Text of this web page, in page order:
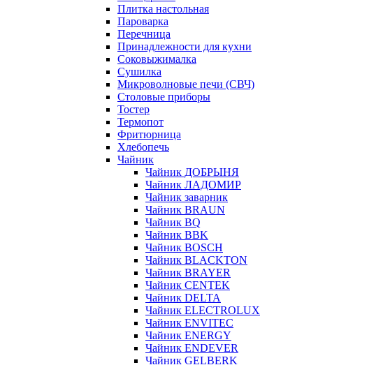
Плитка настольная
Пароварка
Перечница
Принадлежности для кухни
Соковыжималка
Сушилка
Микроволновые печи (СВЧ)
Столовые приборы
Тостер
Термопот
Фритюрница
Хлебопечь
Чайник
Чайник ДОБРЫНЯ
Чайник ЛАДОМИР
Чайник заварник
Чайник BRAUN
Чайник BQ
Чайник BBK
Чайник BOSCH
Чайник BLACKTON
Чайник BRAYER
Чайник CENTEK
Чайник DELTA
Чайник ELECTROLUX
Чайник ENVITEC
Чайник ENERGY
Чайник ENDEVER
Чайник GELBERK